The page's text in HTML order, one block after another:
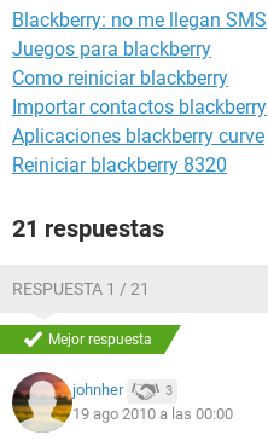
Blackberry: no me llegan SMS
Juegos para blackberry
Como reiniciar blackberry
Importar contactos blackberry
Aplicaciones blackberry curve
Reiniciar blackberry 8320
21 respuestas
RESPUESTA 1 / 21
Mejor respuesta
johnher 3
19 ago 2010 a las 00:00